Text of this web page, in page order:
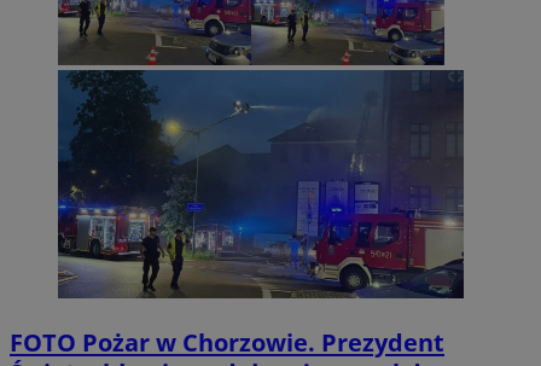
FOTO Pożar w Chorzowie. Prezydent